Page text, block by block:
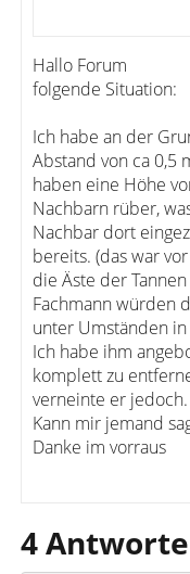
Hallo Forum
folgende Situation:
Ich habe an der
Abstand von ca 0,5
haben eine Höhe
Nachbarn rüber,
Nachbar dort
bereits. (das war
die Äste der
Fachmann würden
unter Umständen
Ich habe ihm
komplett zu
verneinte er jedoch.
Kann mir jemand
Danke im vorraus
4